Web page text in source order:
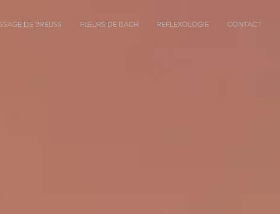
DE BREUSS FLEURS DE BACH REFLEXOLOGIE CONTACT